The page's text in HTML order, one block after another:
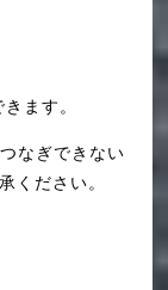
ます。
なぎできない
ください。